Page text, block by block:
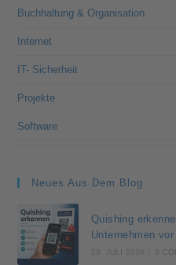
Buchhaltung & Organisation
Internet
IT- Sicherheit
Projekte
Software
Neues Aus Dem Blog
Quishing
Unternehmen
29. JULI 2026 0